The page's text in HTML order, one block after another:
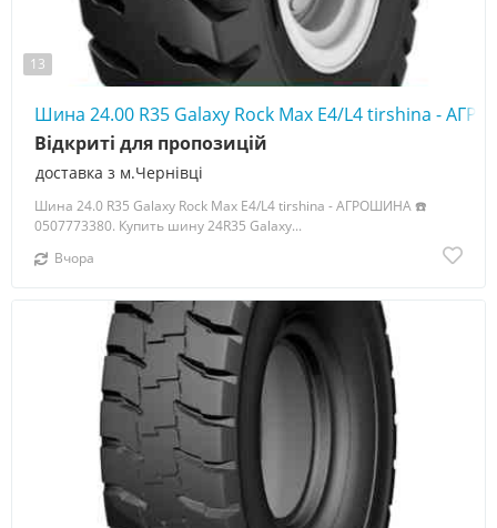
13
Шина 24.00 R35 Galaxy Rock Max E4/L4 tirshina -
доставка з м.Чернівці
Відкриті для пропозицій
Шина 24.0 R35 Galaxy Rock Max E4/L4 tirshina - АГРОШИНА ☎️
0507773380. Купить шину 24R35 Galaxy...
Вчора